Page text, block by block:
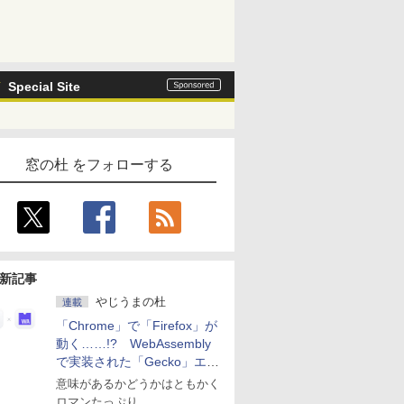
Special Site
窓の杜 をフォローする
記事
連載 やじうまの杜
「Chrome」で「Firefox」が
動く……!? WebAssembly
で実装された「Gecko」エン
ジン
意味があるかどうかはともかく